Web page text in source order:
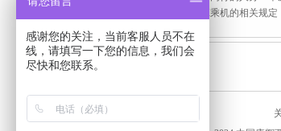
国内航班乘机的相关规定
感谢您的关注，当前客服人员不在
线，请填写一下您的信息，我们会
尽快和您联系。